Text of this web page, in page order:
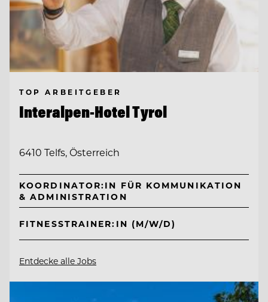
TOP ARBEITGEBER
Interalpen-Hotel Tyrol
6410 Telfs, Österreich
KOORDINATOR:IN FÜR KOMMUNIKATION
& ADMINISTRATION
FITNESSTRAINER:IN (M/W/D)
Entdecke alle Jobs